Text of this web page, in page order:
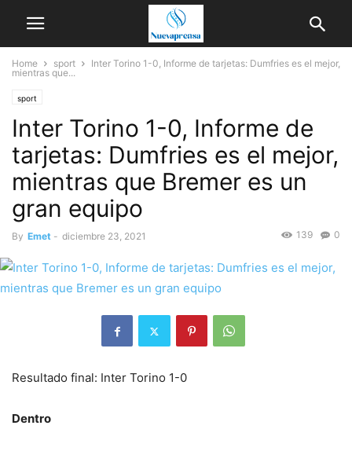
Home sport
Inter Torino 1-0, Informe de tarjetas: Dumfries es el mejor,
mientras que...
sport
Inter Torino 1-0, Informe de
tarjetas: Dumfries es el mejor,
mientras que Bremer es un
gran equipo
By Emet - diciembre 23, 2021 0
139
Resultado final: Inter Torino 1-0
Dentro